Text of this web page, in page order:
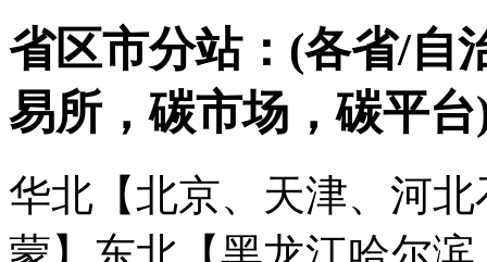
省区市分站：(各省/自
易所，碳市场，碳平台
华北【北京、天津、河